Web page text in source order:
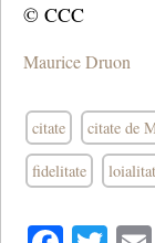
© CCC
Maurice Druon
citate citate de
fidelitate